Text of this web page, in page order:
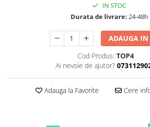
IN STOC
Durata de livrare: 24-48h
ADAUGA IN
Cod Produs: TOP4
Ai nevoie de ajutor?
Adauga la Favorite Cere